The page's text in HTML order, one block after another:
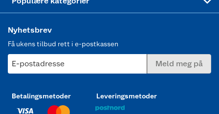
Nyhetsbrev
Få ukens tilbud rett i e-postkassen
E-postadresse Meld meg på
Betalingsmetoder Leveringsmetoder